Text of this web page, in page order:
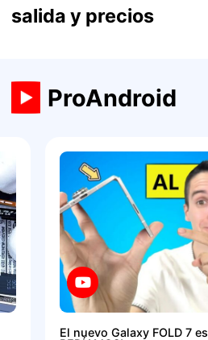
salida y precios
ProAndroid
El nuevo Galaxy FOLD 7